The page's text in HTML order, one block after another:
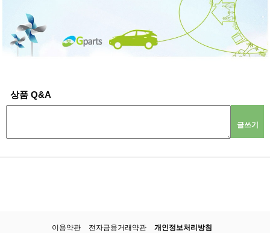
상품 Q&A
글쓰기
이용약관 전자금융거래약관 개인정보처리방침